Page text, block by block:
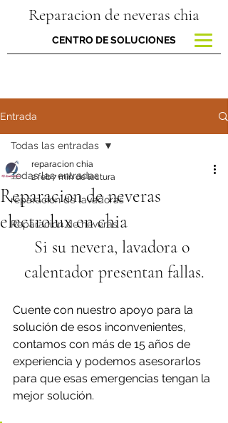
Reparacion de neveras chia
CENTRO DE SOLUCIONES
Entrada
Todas las entradas
reparacion de lavadoras
Reparación de neveras
Todas las entradas
Reparacion de neveras
electrolux en chia
reparacion chia
2 feb7 min de lectura
Si su nevera, lavadora o
calentador presentan fallas.
Cuente con nuestro apoyo para la
solución de esos inconvenientes,
contamos con más de 15 años de
experiencia y podemos asesorarlos
para que esas emergencias tengan la
mejor solución.